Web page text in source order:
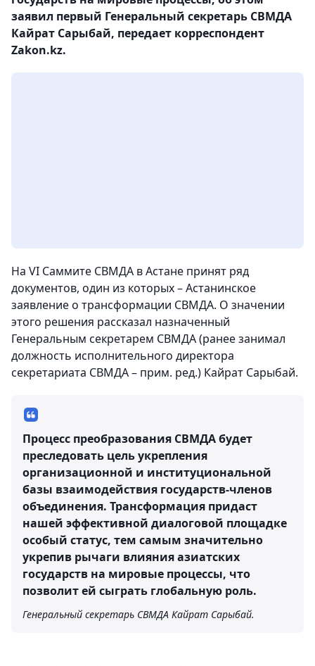
заявил первый Генеральный секретарь СВМДА
Кайрат Сарыбай, передает корреспондент
Zakon.kz.
На VI Саммите СВМДА в Астане принят ряд
документов, один из которых – Астанинское
заявление о трансформации СВМДА. О значении
этого решения рассказал назначенный
Генеральным секретарем СВМДА (ранее занимал
должность исполнительного директора
секретариата СВМДА – прим. ред.) Кайрат Сарыбай.
Процесс преобразования СВМДА будет
преследовать цель укрепления
организационной и институциональной
базы взаимодействия государств-членов
объединения. Трансформация придаст
нашей эффективной диалоговой площадке
особый статус, тем самым значительно
укрепив рычаги влияния азиатских
государств на мировые процессы, что
позволит ей сыграть глобальную роль.
Генеральный секретарь СВМДА Кайрат Сарыбай.